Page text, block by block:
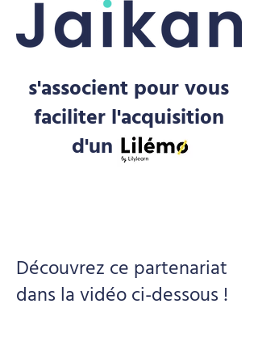
s'associent pour vous
faciliter l'acquisition
d'un
Découvrez ce partenariat
dans la vidéo ci-dessous !